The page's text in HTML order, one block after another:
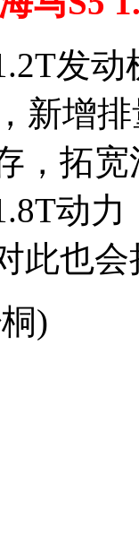
发动
新增
，拓
动
此也
)